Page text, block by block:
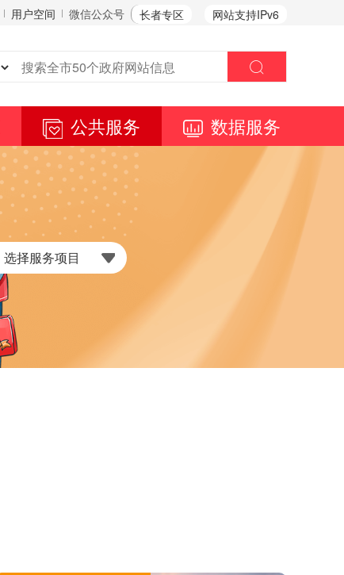
网站支持IPv6
用户空间 微信公众号 长者专区
公共服务 数据服务
选择服务项目